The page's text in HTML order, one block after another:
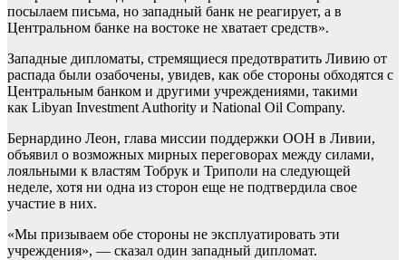
посылаем письма, но западный банк не реагирует, а в
Центральном банке на востоке не хватает средств».
Западные дипломаты, стремящиеся предотвратить Ливию от
распада были озабочены, увидев, как обе стороны обходятся с
Центральным банком и другими учреждениями, такими
как Libyan Investment Authority и National Oil Company.
Бернардино Леон, глава миссии поддержки ООН в Ливии,
объявил о возможных мирных переговорах между силами,
лояльными к властям Тобрук и Триполи на следующей
неделе, хотя ни одна из сторон еще не подтвердила свое
участие в них.
«Мы призываем обе стороны не эксплуатировать эти
учреждения», — сказал один западный дипломат.